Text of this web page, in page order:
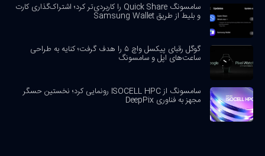
سامسونگ Quick Share را کاربردی‌تر کرد؛ اشتراک‌گذاری کارت
و بلیط از طریق Samsung Wallet
گوگل رقبای پیکسل واچ ۵ را هدف گرفت؛ کنایه به طراحی
ساعت‌های اپل و سامسونگ
سامسونگ از ISOCELL HPC رونمایی کرد؛ نخستین حسگر
مجهز به فناوری DeepPix